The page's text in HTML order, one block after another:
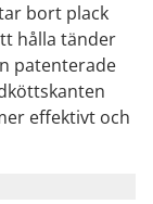
bort plack
hålla tänder
patenterade
effektivt och